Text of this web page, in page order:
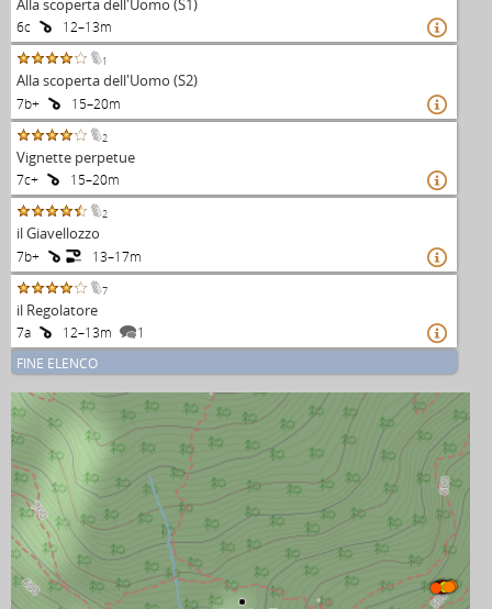
Alla scoperta dell'Uomo (S1)
6c 12–13m 
1
Alla scoperta dell'Uomo (S2)
7b+ 15–20m 
2
Vignette perpetue
7c+ 15–20m 
2
il Giavellozzo
7b+ 13–17m 
7
il Regolatore
7a 12–13m 1 
FINE ELENCO